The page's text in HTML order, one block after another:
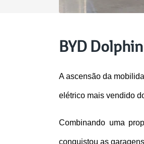
BYD
A ascensão da
elétrico mais vendido
Combinando uma
conquistou as